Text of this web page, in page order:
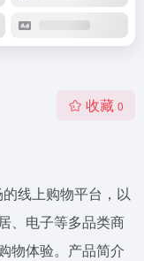
收藏 0
线上购物平台，以
、电子等多品类商
物体验。产品简介